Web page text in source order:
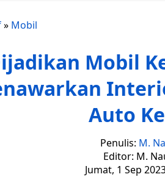
» Mobil
Mobil
Auto
Penulis: M.
Editor: M.
Jumat, 1 Sep